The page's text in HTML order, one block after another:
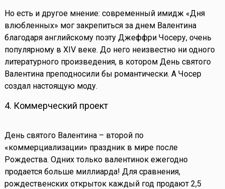
Но есть и другое мнение: современный имидж «Дня
влюбленных» мог закрепиться за днем Валентина
благодаря английскому поэту Джеффри Чосеру, очень
популярному в XIV веке. До него неизвестно ни одного
литературного произведения, в котором День святого
Валентина преподносили бы романтически. А Чосер
создал настоящую моду.
4. Коммерческий проект
День святого Валентина – второй по
«коммерциализации» праздник в мире после
Рождества. Одних только валентинок ежегодно
продается больше миллиарда! Для сравнения,
рождественских открыток каждый год продают 2,5